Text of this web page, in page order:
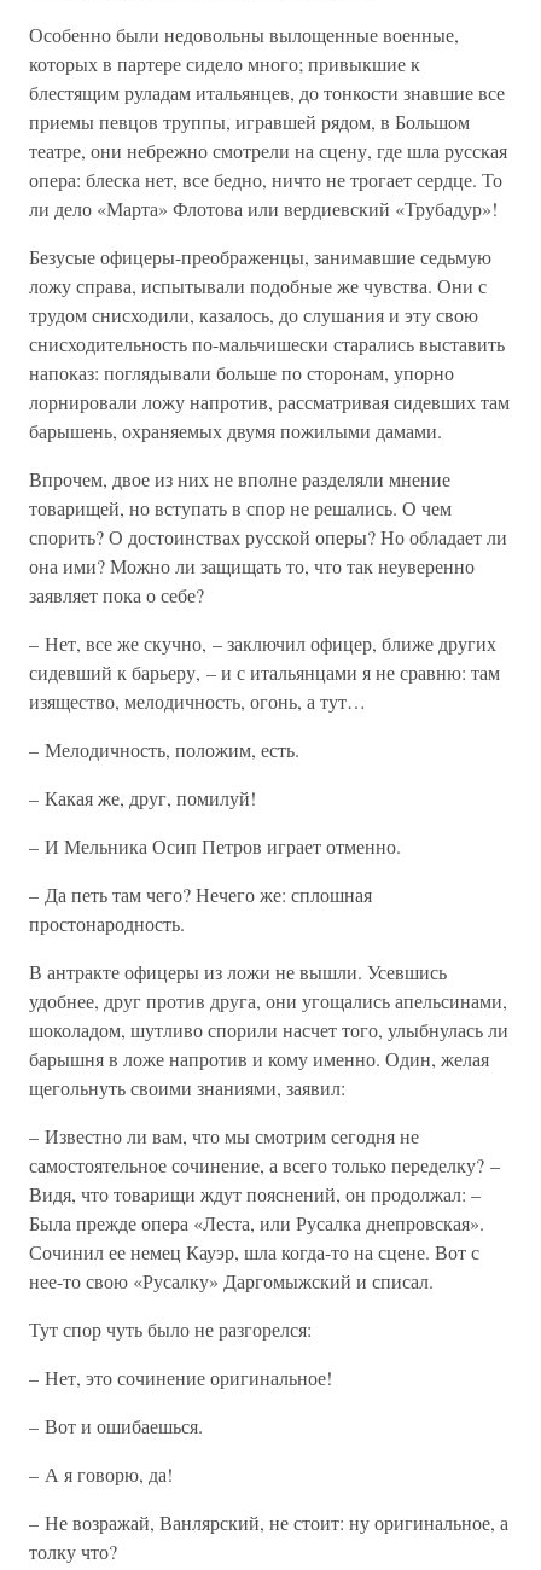
Особенно были недовольны вылощенные военные,
которых в партере сидело много; привыкшие к
блестящим руладам итальянцев, до тонкости знавшие все
приемы певцов труппы, игравшей рядом, в Большом
театре, они небрежно смотрели на сцену, где шла русская
опера: блеска нет, все бедно, ничто не трогает сердце. То
ли дело «Марта» Флотова или вердиевский «Трубадур»!
Безусые офицеры-преображенцы, занимавшие седьмую
ложу справа, испытывали подобные же чувства. Они с
трудом снисходили, казалось, до слушания и эту свою
снисходительность по-мальчишески старались выставить
напоказ: поглядывали больше по сторонам, упорно
лорнировали ложу напротив, рассматривая сидевших там
барышень, охраняемых двумя пожилыми дамами.
Впрочем, двое из них не вполне разделяли мнение
товарищей, но вступать в спор не решались. О чем
спорить? О достоинствах русской оперы? Но обладает ли
она ими? Можно ли защищать то, что так неуверенно
заявляет пока о себе?
– Нет, все же скучно, – заключил офицер, ближе других
сидевший к барьеру, – и с итальянцами я не сравню: там
изящество, мелодичность, огонь, а тут…
– Мелодичность, положим, есть.
– Какая же, друг, помилуй!
– И Мельника Осип Петров играет отменно.
– Да петь там чего? Нечего же: сплошная
простонародность.
В антракте офицеры из ложи не вышли. Усевшись
удобнее, друг против друга, они угощались апельсинами,
шоколадом, шутливо спорили насчет того, улыбнулась ли
барышня в ложе напротив и кому именно. Один, желая
щегольнуть своими знаниями, заявил:
– Известно ли вам, что мы смотрим сегодня не
самостоятельное сочинение, а всего только переделку? –
Видя, что товарищи ждут пояснений, он продолжал: –
Была прежде опера «Леста, или Русалка днепровская».
Сочинил ее немец Кауэр, шла когда-то на сцене. Вот с
нее-то свою «Русалку» Даргомыжский и списал.
Тут спор чуть было не разгорелся:
– Нет, это сочинение оригинальное!
– Вот и ошибаешься.
– А я говорю, да!
– Не возражай, Ванлярский, не стоит: ну оригинальное, а
толку что?